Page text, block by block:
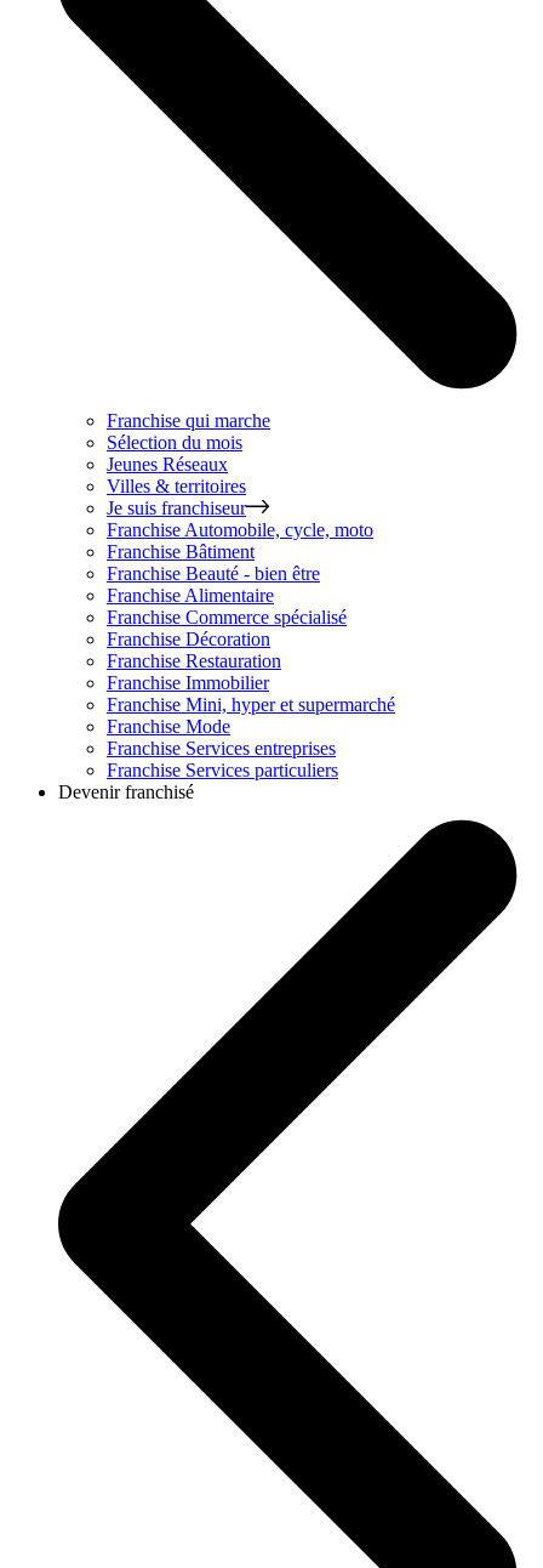
Franchise qui marche
Sélection du mois
Jeunes Réseaux
Villes & territoires
Je suis franchiseur
Franchise Automobile, cycle, moto
Franchise Bâtiment
Franchise Beauté - bien être
Franchise Alimentaire
Franchise Commerce spécialisé
Franchise Décoration
Franchise Restauration
Franchise Immobilier
Franchise Mini, hyper et supermarché
Franchise Mode
Franchise Services entreprises
Franchise Services particuliers
Devenir franchisé